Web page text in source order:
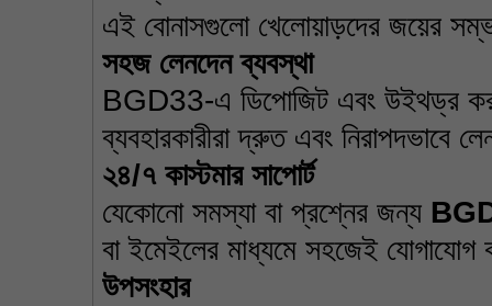
এই বোনাসগুলো খেলোয়াড়দের জয়ের
সহজ লেনদেন ব্যবস্থা
BGD33-এ ডিপোজিট এবং উইথড্র করা
ব্যবহারকারীরা দ্রুত এবং নিরাপদভাবে
২৪/৭ কাস্টমার সাপোর্ট
যেকোনো সমস্যা বা প্রশ্নের জন্য
বা ইমেইলের মাধ্যমে সহজেই যোগাযোগ
উপসংহার